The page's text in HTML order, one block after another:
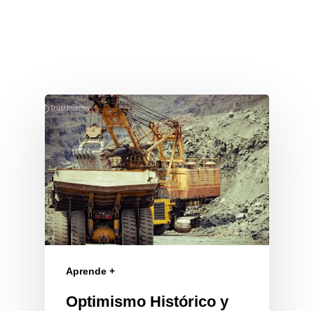
Aprende +
Optimismo Histórico y